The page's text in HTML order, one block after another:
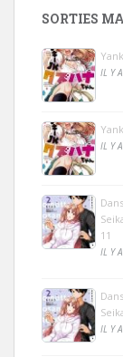
SORTIES
IL Y
IL Y
11
IL Y
IL Y